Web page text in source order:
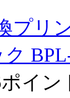
プリ
ポイ